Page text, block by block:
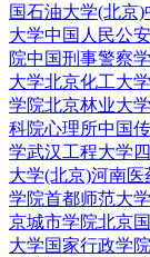
国石油大学(北京)
大学中国人民公
院中国刑事警察
大学北京化工大学
学院北京林业大学
科院心理所中国
学武汉工程大学
大学(北京)河南医
学院首都师范大学
京城市学院北京
大学国家行政学院